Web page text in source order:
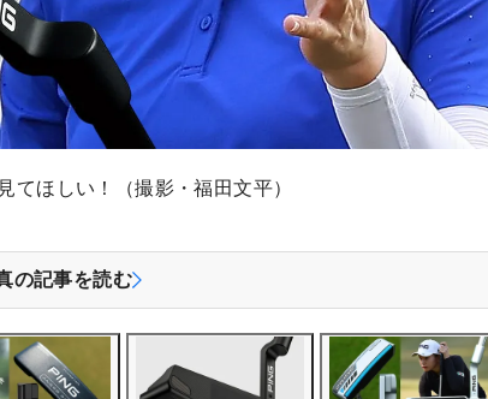
ほしい！（撮影・福田文平）
の記事を読む